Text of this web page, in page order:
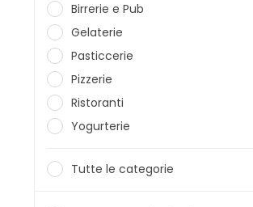
Birrerie e Pub
Gelaterie
Pasticcerie
Pizzerie
Ristoranti
Yogurterie
Tutte le categorie